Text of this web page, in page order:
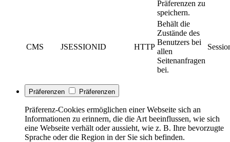
Präferenzen zu
speichern.
CMS JSESSIONID HTTP
Behält die
Zustände des
Benutzers bei
allen
Seitenanfragen
bei.
Präferenzen Präferenzen
Präferenz-Cookies ermöglichen einer Webseite sich an
Informationen zu erinnern, die die Art beeinflussen, wie sich
eine Webseite verhält oder aussieht, wie z. B. Ihre bevorzugte
Sprache oder die Region in der Sie sich befinden.